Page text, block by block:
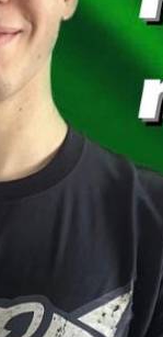
2 dei nostri